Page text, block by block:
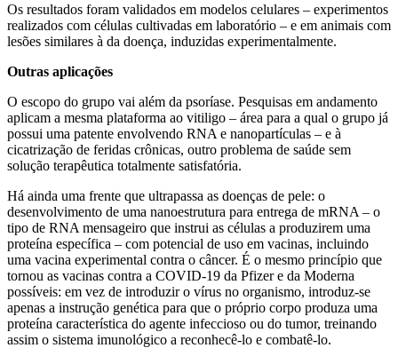
Os resultados foram validados em modelos celulares – experimentos
realizados com células cultivadas em laboratório – e em animais com
lesões similares à da doença, induzidas experimentalmente.
Outras aplicações
O escopo do grupo vai além da psoríase. Pesquisas em andamento
aplicam a mesma plataforma ao vitiligo – área para a qual o grupo já
possui uma patente envolvendo RNA e nanopartículas – e à
cicatrização de feridas crônicas, outro problema de saúde sem
solução terapêutica totalmente satisfatória.
Há ainda uma frente que ultrapassa as doenças de pele: o
desenvolvimento de uma nanoestrutura para entrega de mRNA – o
tipo de RNA mensageiro que instrui as células a produzirem uma
proteína específica – com potencial de uso em vacinas, incluindo
uma vacina experimental contra o câncer. É o mesmo princípio que
tornou as vacinas contra a COVID-19 da Pfizer e da Moderna
possíveis: em vez de introduzir o vírus no organismo, introduz-se
apenas a instrução genética para que o próprio corpo produza uma
proteína característica do agente infeccioso ou do tumor, treinando
assim o sistema imunológico a reconhecê-lo e combatê-lo.